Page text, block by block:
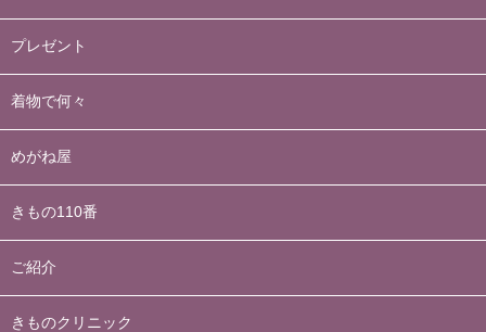
プレゼント
着物で何々
めがね屋
きもの110番
ご紹介
きものクリニック